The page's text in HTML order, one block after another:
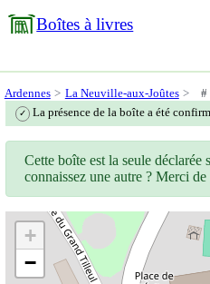
Boîtes à livres
Ardennes La Neuville-aux-Joûtes #
✓ La présence de la boîte a été
Cette boîte est la seule déclarée
connaissez une autre ? Merci de
+
−